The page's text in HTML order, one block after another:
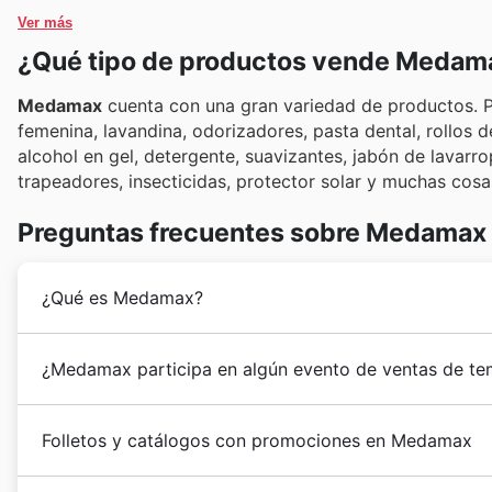
Ver más
¿Qué tipo de productos vende
Medamax cuenta con una gran variedad de productos.
femenina, lavandina, odorizadores, pasta dental, rollos
alcohol en gel, detergente, suavizantes, jabón de
trapeadores, insecticidas, protector solar y muchas
Preguntas frecuentes sobre Medamax
¿Qué es Medamax?
expandió, llegando a Salta, Rosario, Entre Ríos, la
Provincia de Buenos Aires.
La calidad de sus productos, excelentes ofertas y
Medamax
como la mejor alternativa para pequeñas
ofertas competitivas. Gracias a esto, hoyMedamax
¿Medamax participa en algún evento de ventas de
descuentos y ofertas imperdibles en folletos y
deNavidad,Año Nuevo, y las promociones deBlack
Folletos y catálogos con promociones en Medamax